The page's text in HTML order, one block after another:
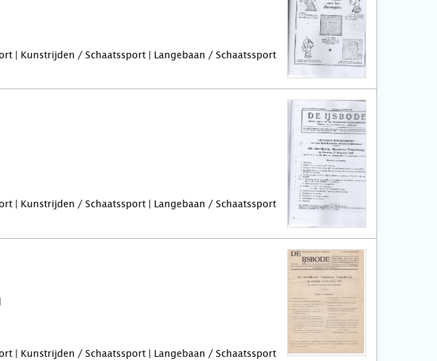
| Kunstrijden / Schaatssport | Langebaan / Schaatssport
| Kunstrijden / Schaatssport | Langebaan / Schaatssport
| Kunstrijden / Schaatssport | Langebaan / Schaatssport